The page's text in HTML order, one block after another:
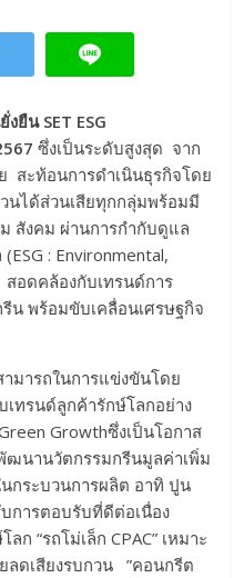
งยืนSET ESG
ซึ่งเป็นระดับสูงสุด จาก
สะท้อนการดำเนินธุรกิจโดย
นได้ส่วนเสียทุกกลุ่มพร้อมมี
สังคม ผ่านการกำกับดูแล
: Environmental,
สอดคล้องกับเทรนด์การ
น พร้อมขับเคลื่อนเศรษฐกิจ
มารถในการแข่งขันโดย
ทรนด์ลูกค้ารักษ์โลกอย่าง
Growthซึ่งเป็นโอกาส
ฒนานวัตกรรมกรีนมูลค่าเพิ่ม
กระบวนการผลิต อาทิ ปูน
การตอบรับที่ดีต่อเนื่อง
“รถโม่เล็ก CPAC” เหมาะ
ลดเสียงรบกวน ”คอนกรีต